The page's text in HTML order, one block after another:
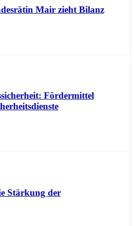
Mair zieht Bilanz
Fördermittel
Stärkung der